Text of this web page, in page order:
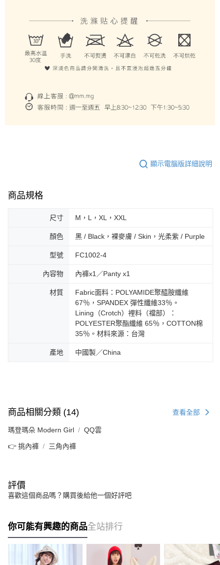
顯示電腦版詳細說明
商品規格
尺寸 M，L，XL，XXL
顏色 黑 / Black，裸麥膚 / Skin，光柔紫 / Purple
型號 FC1002-4
內容物 內褲x1／Panty x1
材質
Fabric面料：POLYAMIDE聚醯胺纖維
67％，SPANDEX 彈性纖維33％。
Lining（Crotch）裡料（襠部）：
POLYESTER聚酯纖維 65％，COTTON棉
35％。材料來源：台灣
產地 中國製／China
商品相關分類 (14) 查看全部
瑪登瑪朵 Modern Girl QQ雲
👉 挑內褲 三角內褲
評價
喜歡這個商品嗎？購買後給他一個好評吧
你可能有興趣的商品全站排行